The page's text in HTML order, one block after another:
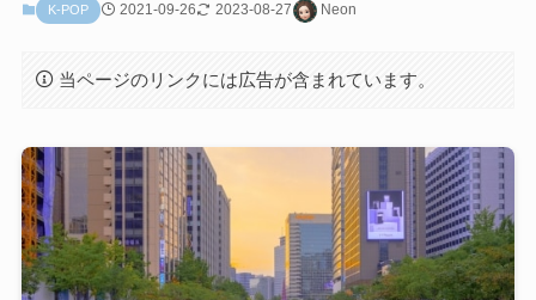
K-POP 2021-09-26 2023-08-27 Neon
当ページのリンクには広告が含まれています。